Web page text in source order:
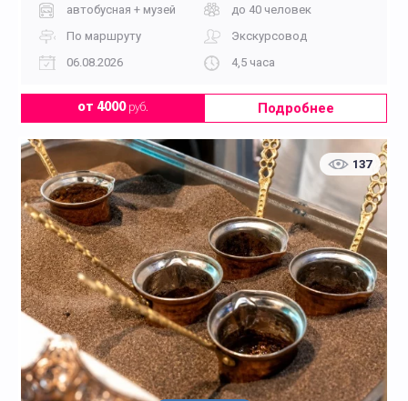
автобусная + музей
до 40 человек
По маршруту
Экскурсовод
06.08.2026
4,5 часа
от 4000руб. Подробнее
137